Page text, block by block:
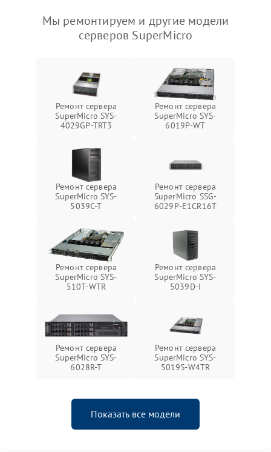
Мы ремонтируем и другие модели
серверов SuperMicro
Ремонт сервера
SuperMicro SYS-
4029GP-TRT3
Ремонт сервера
SuperMicro SYS-
6019P-WT
Ремонт сервера
SuperMicro SYS-
5039C-T
Ремонт сервера
SuperMicro SSG-
6029P-E1CR16T
Ремонт сервера
SuperMicro SYS-
510T-WTR
Ремонт сервера
SuperMicro SYS-
5039D-I
Ремонт сервера
SuperMicro SYS-
6028R-T
Ремонт сервера
SuperMicro SYS-
5019S-W4TR
Показать все модели